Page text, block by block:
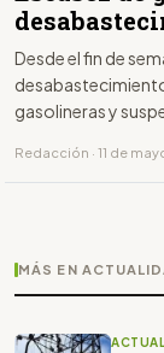
Desde el fin de
gasolineras y
Redacción · 11 de
MÁS EN